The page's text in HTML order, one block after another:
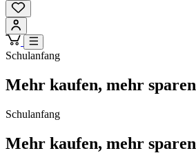
Schulanfang
Mehr kaufen, mehr sparen
Schulanfang
Mehr kaufen, mehr sparen